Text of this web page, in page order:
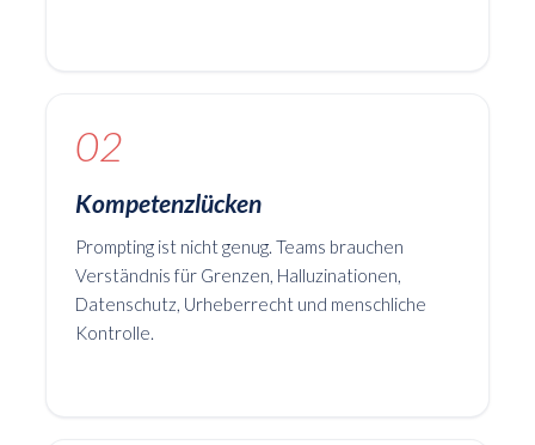
02
Kompetenzlücken
Prompting ist nicht genug. Teams brauchen
Verständnis für Grenzen, Halluzinationen,
Datenschutz, Urheberrecht und menschliche
Kontrolle.